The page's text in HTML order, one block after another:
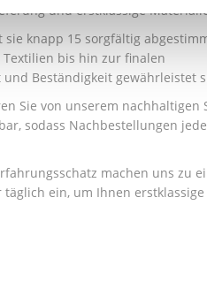
und erstklassige
knapp 15 sorgfältig
bis hin zur finalen
Beständigkeit gewährleistet
Sie von unserem nachhaltigen
sodass Nachbestellungen
machen uns zu
ein, um Ihnen erstklassige